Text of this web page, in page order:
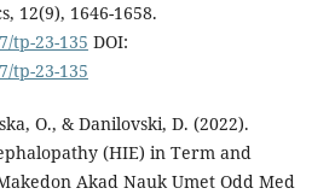
12(9), 1646-1658.
tp-23-135 DOI:
tp-23-135
O., & Danilovski, D. (2022).
(HIE) in Term and
Akad Nauk Umet Odd Med